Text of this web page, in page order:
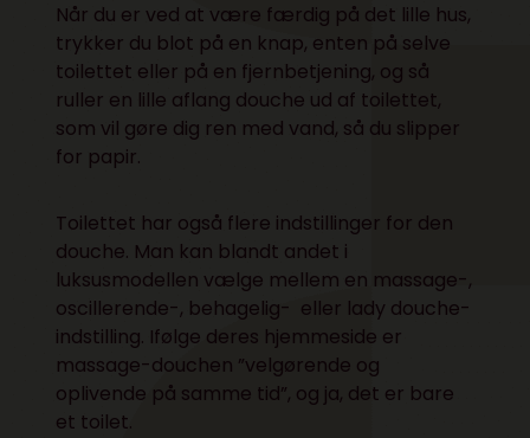
Når du er ved at være færdig på det lille hus,
trykker du blot på en knap, enten på selve
toilettet eller på en fjernbetjening, og så
ruller en lille aflang douche ud af toilettet,
som vil gøre dig ren med vand, så du slipper
for papir.
Toilettet har også flere indstillinger for den
douche. Man kan blandt andet i
luksusmodellen vælge mellem en massage-,
oscillerende-, behagelig- eller lady douche-
indstilling. Ifølge deres hjemmeside er
massage-douchen ”velgørende og
oplivende på samme tid”, og ja, det er bare
et toilet.